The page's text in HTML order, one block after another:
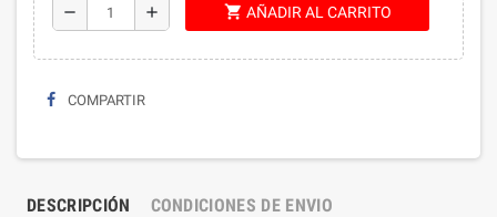
remove add shopping_cart AÑADIR AL CARRITO
COMPARTIR
DESCRIPCIÓN CONDICIONES DE ENVIO